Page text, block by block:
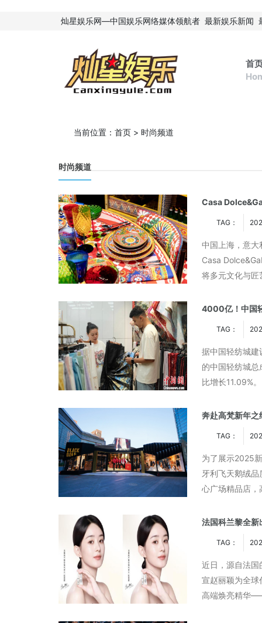
灿星娱乐网—中国娱乐网络媒体领航者 最新娱乐新闻
首
当前位置： 首页 > 时尚频道
时尚频道
Casa
TAG：
中国上海，意大
Casa
将多元文化与匠
世···
4000亿！中国
TAG：
据中国轻纺城
的中国轻纺城
比增长11.09%
奔赴高梵新年之
TAG：
为了展示2025
牙利飞天鹅绒
心广场精品店，
法国科兰黎全新
TAG：
近日，源自法国
宣赵丽颖为全球
高端焕亮精华
感官新体验
代言人